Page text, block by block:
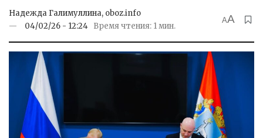
Надежда Галимуллина, oboz.info
04/02/26 - 12:24 Время чтения: 1 мин.
AA